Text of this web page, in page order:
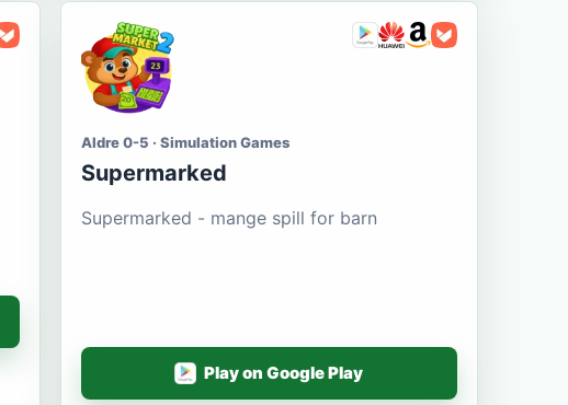
Aldre 0-5 · Simulation Games
Supermarked
Supermarked - mange spill for barn
Play on Google Play